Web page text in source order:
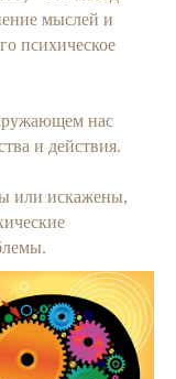
мыслей и
психическое
нас
и действия.
или искажены,